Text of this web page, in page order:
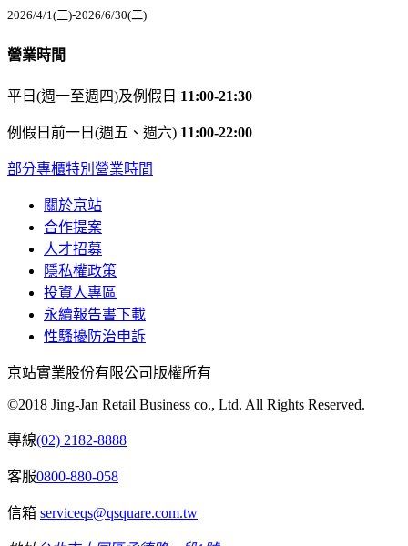
2026/4/1(三)-2026/6/30(二)
營業時間
平日(週一至週四)及例假日 11:00-21:30
例假日前一日(週五、週六) 11:00-22:00
部分專櫃特別營業時間
關於京站
合作提案
人才招募
隱私權政策
投資人專區
永續報告書下載
性騷擾防治申訴
京站實業股份有限公司版權所有
©2018 Jing-Jan Retail Business co., Ltd. All Rights Reserved.
專線(02) 2182-8888
客服0800-880-058
信箱 serviceqs@qsquare.com.tw